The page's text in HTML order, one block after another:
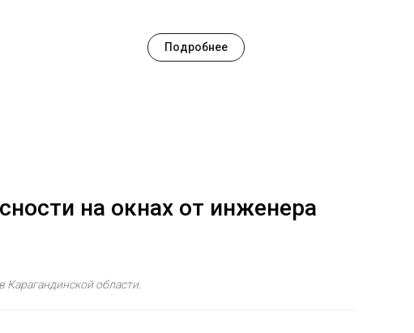
Подробнее
на окнах от инженера
области.